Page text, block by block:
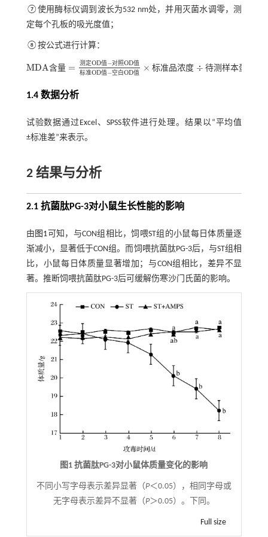
⑦使用酶标仪调到波长为532 nm处，并用灭菌水调零，测
定每个孔板的吸光度值；
⑧按公式进行计算：
MDA含量 = 测定OD值−对照OD值
标准OD值−空白OD值
× 标准品浓度 ÷ 待测样本蛋
MDA含量=测定OD值-对照OD值标准OD值-空白OD 值×标准品浓
1.4 数据分析
试验数据通过Excel、SPSS软件进行处理。结果以“平均值
±标准差”来表示。
2 结果与分析
2.1 抗菌肽PG-3对小鼠生长性能的影响
由 图1 可知，与CON组相比，饲喂ST组的小鼠每日体质量逐
渐减小，显著低于CON组。而饲喂抗菌肽PG-3后，与ST组相
比，小鼠每日体质量显著增加；与CON组相比，差异不显
著。推断饲喂抗菌肽PG-3后可缓解伤寒沙门氏菌的影响。
图1 抗菌肽PG-3对小鼠体质量变化的影响
不同小写字母表示差异显著（P＜0.05），相同字母或
无字母表示差异不显著（P＞0.05）。下同。
Full size